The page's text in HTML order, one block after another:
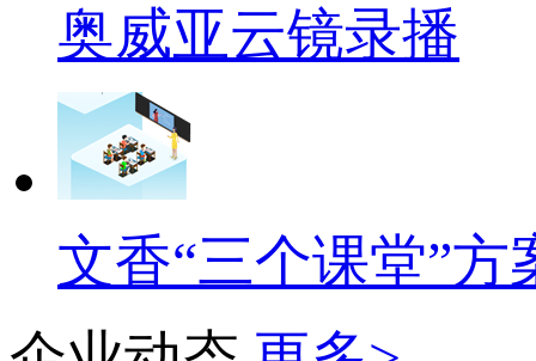
奥威亚云镜录播
文香“三个课堂”方